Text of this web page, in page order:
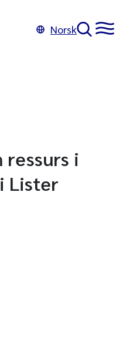
Norsk
ressurs i
Lister